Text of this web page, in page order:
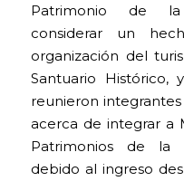
Patrimonio de la
considerar un
organización del
Santuario
reunieron
acerca de integrar a
Patrimonios de la
debido al ingreso